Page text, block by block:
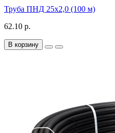
Труба ПНД 25х2,0 (100 м)
62.10 р.
В корзину